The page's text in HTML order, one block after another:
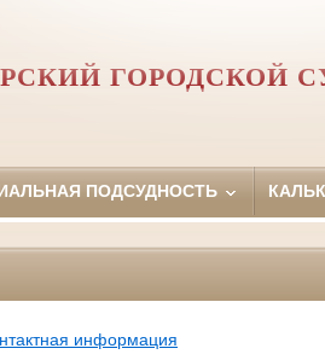
ГОРОДСКОЙ
ПОДСУДНОСТЬ
информация